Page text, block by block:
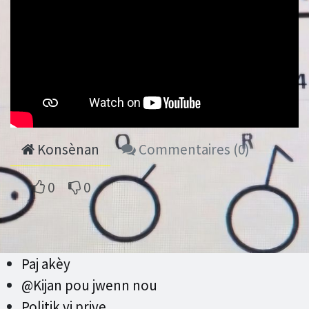
Konsènan Commentaires (0)
0 0
Paj akèy
@Kijan pou jwenn nou